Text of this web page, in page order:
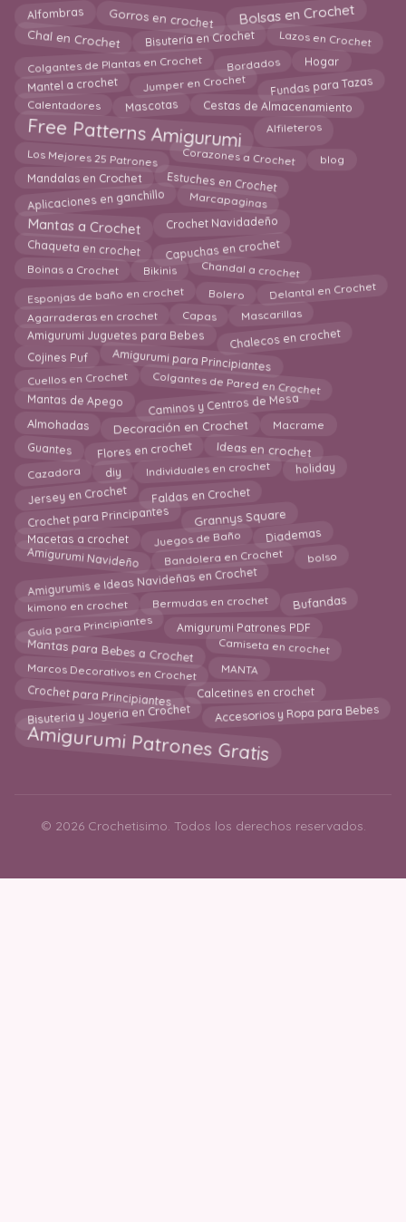
Alfombras Gorros en crochet Bolsas en Crochet
Chal en Crochet Bisutería en Crochet Lazos en Crochet
Colgantes de Plantas en Crochet Bordados Hogar
Mantel a crochet Jumper en Crochet Fundas para Tazas
Calentadores Mascotas Cestas de Almacenamiento
Free Patterns Amigurumi Alfileteros
Los Mejores 25 Patrones Corazones a Crochet blog
Mandalas en Crochet Estuches en Crochet
Aplicaciones en ganchillo Marcapaginas
Mantas a Crochet Crochet Navidadeño
Chaqueta en crochet Capuchas en crochet
Boinas a Crochet Bikinis Chandal a crochet
Esponjas de baño en crochet Bolero Delantal en Crochet
Agarraderas en crochet Capas Mascarillas
Amigurumi Juguetes para Bebes Chalecos en crochet
Cojines Puf Amigurumi para Principiantes
Cuellos en Crochet Colgantes de Pared en Crochet
Mantas de Apego Caminos y Centros de Mesa
Almohadas Decoración en Crochet Macrame
Guantes Flores en crochet Ideas en crochet
Cazadora diy Individuales en crochet holiday
Jersey en Crochet Faldas en Crochet
Crochet para Principantes Grannys Square
Macetas a crochet Juegos de Baño Diademas
Amigurumi Navideño Bandolera en Crochet bolso
Amigurumis e Ideas Navideñas en Crochet
kimono en crochet Bermudas en crochet Bufandas
Guía para Principiantes Amigurumi Patrones PDF
Mantas para Bebes a Crochet Camiseta en crochet
Marcos Decorativos en Crochet MANTA
Crochet para Principiantes Calcetines en crochet
Bisuteria y Joyeria en Crochet Accesorios y Ropa para Bebes
Amigurumi Patrones Gratis
© 2026 Crochetisimo. Todos los derechos reservados.